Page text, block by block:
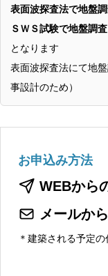
表面波探査法で地盤
ＳＷＳ試験で地盤調
となります
表面波探査法にて地
事設計のため）
お申込み方法
WEBから
メールか
＊建築される予定